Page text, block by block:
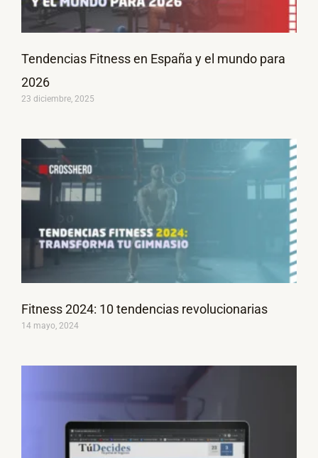
Tendencias Fitness en España y el mundo para
2026
23 diciembre, 2025
Fitness 2024: 10 tendencias revolucionarias
14 mayo, 2024